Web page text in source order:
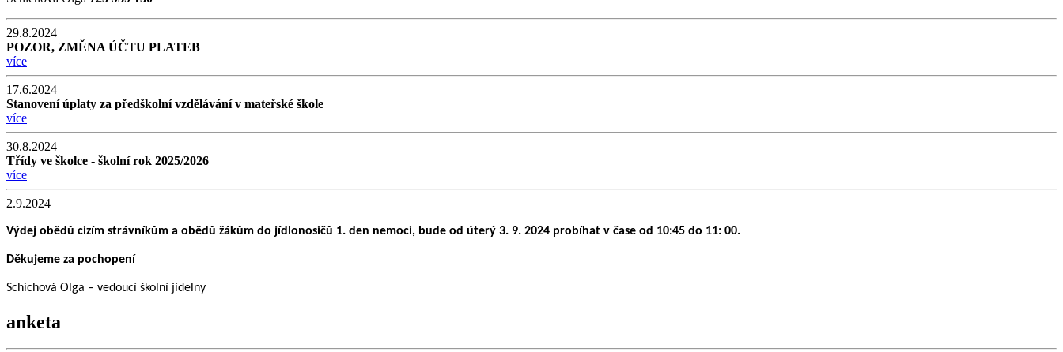
29.8.2024
POZOR, ZMĚNA ÚČTU PLATEB
více
17.6.2024
Stanovení úplaty za předškolní vzdělávání v mateřské škole
více
30.8.2024
Třídy ve školce - školní rok 2025/2026
více
2.9.2024
Výdej obědů cizím strávníkům a obědů žákům do jídlonosičů 1. den nemoci, bude od úterý 3. 9. 2024 probíhat v čase od 10:45 do 11: 00.
Děkujeme za pochopení
Schichová Olga – vedoucí školní jídelny
anketa